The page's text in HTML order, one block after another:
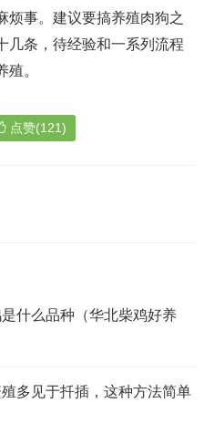
烦事。建议要搞养殖肉狗之
几条，待经验和一系列流程
。
点赞(121)
什么品种（华北柴鸡好养
多见于扦插，这种方法简单